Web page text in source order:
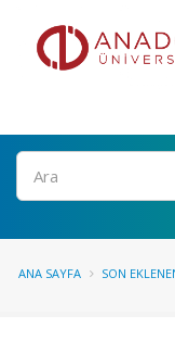
Ara
ANA SAYFA SON